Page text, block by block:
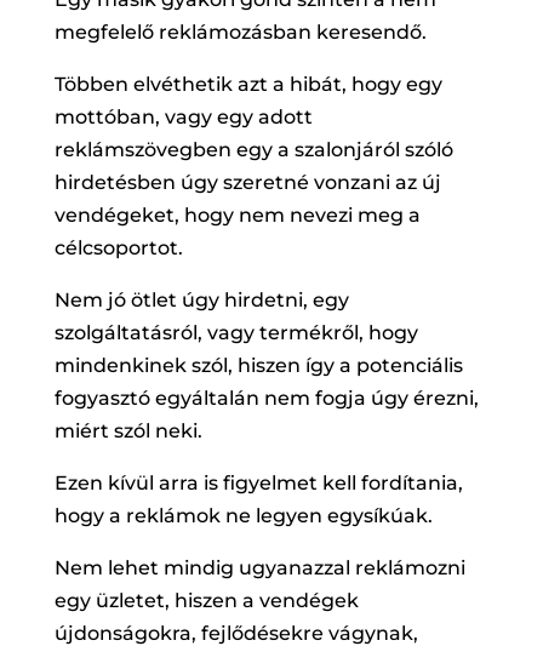
megfelelő reklámozásban keresendő.
Többen elvéthetik azt a hibát, hogy egy
mottóban, vagy egy adott
reklámszövegben egy a szalonjáról szóló
hirdetésben úgy szeretné vonzani az új
vendégeket, hogy nem nevezi meg a
célcsoportot.
Nem jó ötlet úgy hirdetni, egy
szolgáltatásról, vagy termékről, hogy
mindenkinek szól, hiszen így a potenciális
fogyasztó egyáltalán nem fogja úgy érezni,
miért szól neki.
Ezen kívül arra is figyelmet kell fordítania,
hogy a reklámok ne legyen egysíkúak.
Nem lehet mindig ugyanazzal reklámozni
egy üzletet, hiszen a vendégek
újdonságokra, fejlődésekre vágynak,